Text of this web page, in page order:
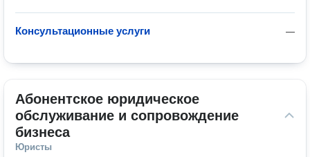
—
Консультационные услуги
Абонентское юридическое
обслуживание и сопровождение
бизнеса
Юристы